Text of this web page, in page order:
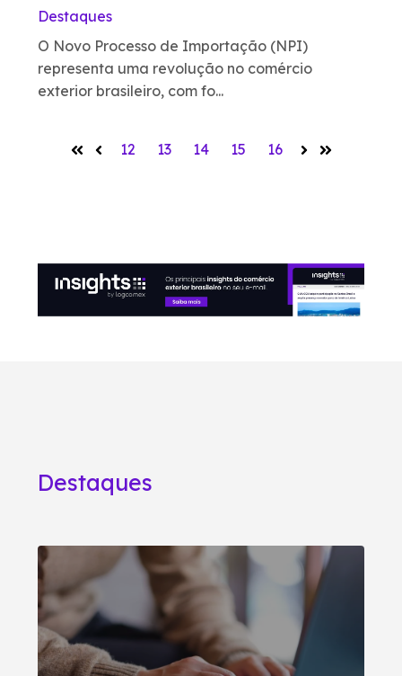
Destaques
O Novo Processo de Importação (NPI)
representa uma revolução no comércio
exterior brasileiro, com fo...
12 13 14 15 16
Destaques